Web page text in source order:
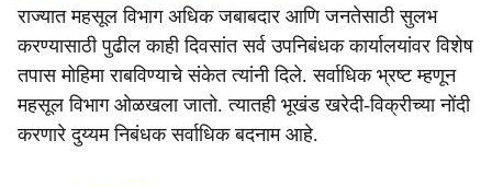
राज्यात महसूल विभाग अधिक जबाबदार आणि जनतेसाठी सुलभ
करण्यासाठी पुढील काही दिवसांत सर्व उपनिबंधक कार्यालयांवर विशेष
तपास मोहिमा राबविण्याचे संकेत त्यांनी दिले. सर्वाधिक भ्रष्ट म्हणून
महसूल विभाग ओळखला जातो. त्यातही भूखंड खरेदी-विक्रीच्या नोंदी
करणारे दुय्यम निबंधक सर्वाधिक बदनाम आहे.